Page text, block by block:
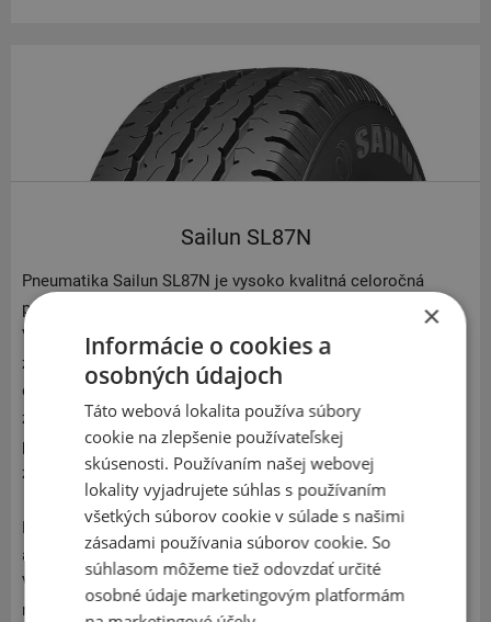
Sailun SL87N
Pneumatika Sailun SL87N je vysoko kvalitná celoročná
pneumatika navrhnutá pre ľahké nákladné vozidlá a SUV.
Vďaka vyváženej zmesi behúňa ponúka optimálnu priľnavosť
za všetkých poveternostných podmienok. Špeciálny tvar
dezénu zlepšuje odvod vody pri vyšších rýchlostiach, čím
zvyšuje odolnosť voči akvaplaningu. Robustná konštrukcia
pneumatiky rovnomerne rozdeľuje tlak na vozovku, čím
zlepšuje opotrebenie a skracuje brzdnú dráhu.
Pneumatika Sailun SL87N je vybavená zosilnenou štruktúrou
a rozšírenou behúňovou plochou, čo zlepšuje jej nosnosť.
Vylepšený tvar dezénu a dizajn lamiel pomáhajú efektívne
rozptyľovať teplo a predlžujú životnosť pneumatiky. Zmes
×
Informácie o cookies a
osobných údajoch
Táto webová lokalita používa súbory
cookie na zlepšenie používateľskej
skúsenosti. Používaním našej webovej
lokality vyjadrujete súhlas s používaním
všetkých súborov cookie v súlade s našimi
zásadami používania súborov cookie. So
súhlasom môžeme tiež odovzdať určité
osobné údaje marketingovým platformám